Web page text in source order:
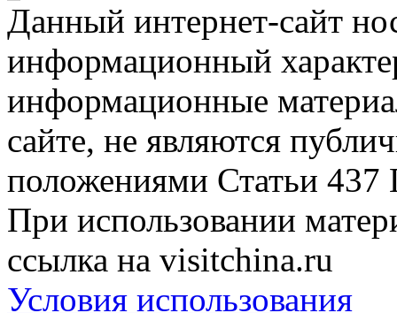
Данный интернет-сайт
информационный
информационные
сайте, не являются
положениями Статьи 437
При использовании
ссылка на visitchina.ru
Условия использования